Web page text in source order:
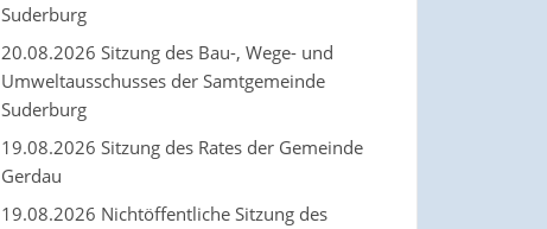
Suderburg
20.08.2026 Sitzung des Bau-, Wege- und
Umweltausschusses der Samtgemeinde
Suderburg
19.08.2026 Sitzung des Rates der Gemeinde
Gerdau
19.08.2026 Nichtöffentliche Sitzung des